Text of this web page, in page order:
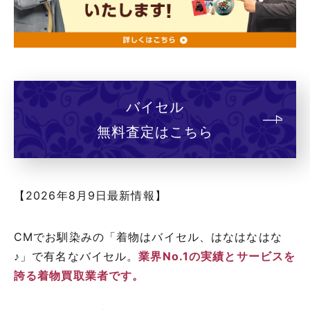
バイセル
無料査定はこちら
【2026年8月9日最新情報】
CMでお馴染みの「着物はバイセル、はなはなはな
♪」で有名なバイセル。業界No.1の実績とサービスを
誇る着物買取業者です。